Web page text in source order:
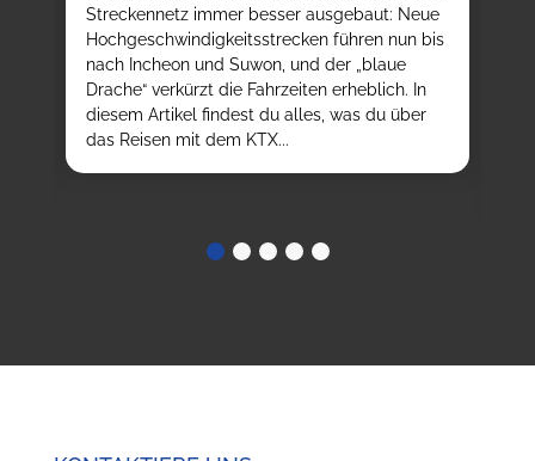
Streckennetz immer besser ausgebaut: Neue
Hochgeschwindigkeitsstrecken führen nun bis
nach Incheon und Suwon, und der „blaue
Drache“ verkürzt die Fahrzeiten erheblich. In
diesem Artikel findest du alles, was du über
das Reisen mit dem KTX...